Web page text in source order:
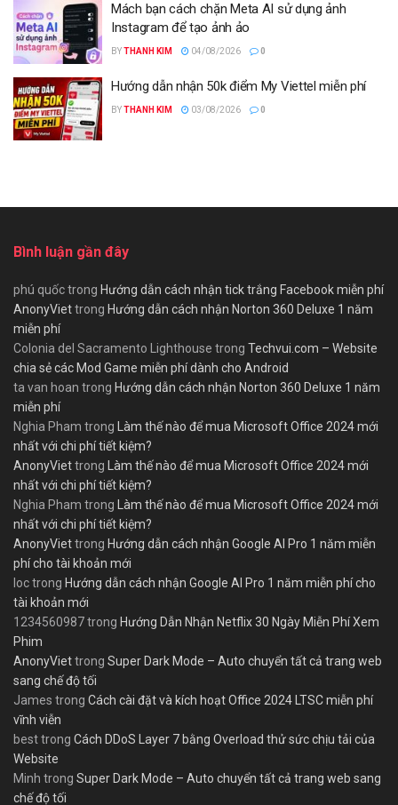
Mách bạn cách chặn Meta AI sử dụng ảnh
Instagram để tạo ảnh ảo
BYTHANH KIM 04/08/2026 0
Hướng dẫn nhận 50k điểm My Viettel miễn phí
BYTHANH KIM 03/08/2026 0
Bình luận gần đây
phú quốctrong Hướng dẫn cách nhận tick trắng Facebook miễn phí
AnonyViettrong Hướng dẫn cách nhận Norton 360 Deluxe 1 năm
miễn phí
Colonia del Sacramento Lighthouse trong Techvui.com – Website
chia sẻ các Mod Game miễn phí dành cho Android
ta van hoan trong Hướng dẫn cách nhận Norton 360 Deluxe 1 năm
miễn phí
Nghia Pham trong Làm thế nào để mua Microsoft Office 2024 mới
nhất với chi phí tiết kiệm?
AnonyViettrong Làm thế nào để mua Microsoft Office 2024 mới
nhất với chi phí tiết kiệm?
Nghia Pham trong Làm thế nào để mua Microsoft Office 2024 mới
nhất với chi phí tiết kiệm?
AnonyViettrong Hướng dẫn cách nhận Google AI Pro 1 năm miễn
phí cho tài khoản mới
loctrong Hướng dẫn cách nhận Google AI Pro 1 năm miễn phí cho
tài khoản mới
1234560987trong Hướng Dẫn Nhận Netflix 30 Ngày Miễn Phí Xem
Phim
AnonyViettrong Super Dark Mode – Auto chuyển tất cả trang web
sang chế độ tối
James trong Cách cài đặt và kích hoạt Office 2024 LTSC miễn phí
vĩnh viễn
besttrong Cách DDoS Layer 7 bằng Overload thử sức chịu tải của
Website
Minh trong Super Dark Mode – Auto chuyển tất cả trang web sang
chế độ tối